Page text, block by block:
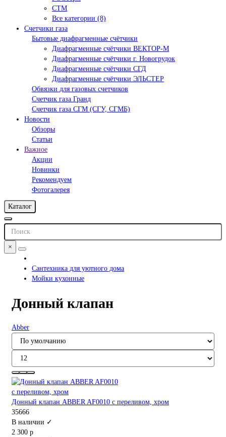
СТМ
Все категории (8)
Счетчики газа
Бытовые диафрагменные счётчики
Диафрагменные счётчики ВЕКТОР-М
Диафрагменные счётчики г. Новогрудок
Диафрагменные счётчики СГД
Диафрагменные счётчики ЭЛЬСТЕР
Обвязки для газовых счетчиков
Счетчик газа Гранд
Счетчик газа СГМ (СГУ, СГМБ)
Новости
Обзоры
Статьи
Важное
Акции
Новинки
Рекомендуем
Фотогалерея
Каталог
×
Сантехника для уютного дома
Мойки кухонные
Донный клапан
Abber
Донный клапан ABBER AF0010 с переливом, хром
35666
В наличии ✓
2 300 р